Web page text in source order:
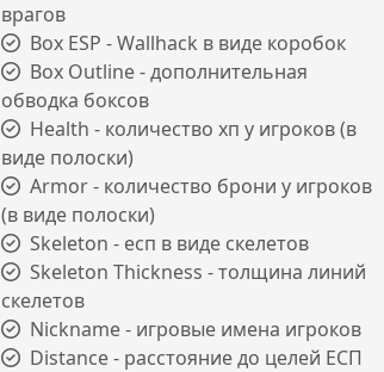
врагов
Box ESP - Wallhack в виде коробок
Box Outline - дополнительная
обводка боксов
Health - количество хп у игроков (в
виде полоски)
Armor - количество брони у игроков
(в виде полоски)
Skeleton - есп в виде скелетов
Skeleton Thickness - толщина линий
скелетов
Nickname - игровые имена игроков
Distance - расстояние до целей ЕСП